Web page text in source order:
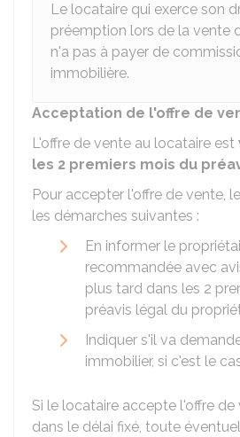
Le locataire qui exerce son
préemption lors de la vente
n'a pas à payer de
immobilière.
Acceptation de l'offre de
L'offre de vente au locataire est
les 2 premiers mois du
Pour accepter l'offre de vente,
les démarches suivantes :
En informer le
recommandée avec
plus tard dans les 2
préavis légal du
Indiquer s'il va
immobilier, si c'est le
Si le locataire accepte l'offre
dans le délai fixé, toute